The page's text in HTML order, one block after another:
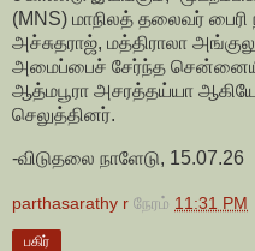
(MNS) மாநிலத் தலைவர்
அச்சுதராஜ், மத்திராலா
அமைப்பைச் சேர்ந்த
ஆத்மபூரா அசரத்தய்யா
செலுத்தினர்.
-விடுதலை நாளேடு, 15.07.26
parthasarathy r நேரம் 11:31 PM
பகிர்